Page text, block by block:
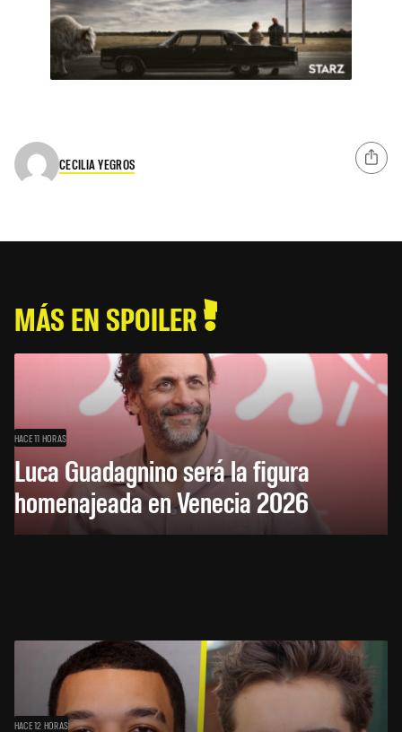
CECILIA YEGROS
MÁS EN SPOILER
HACE 11 HORAS
Luca Guadagnino será la figura
homenajeada en Venecia 2026
HACE 12 HORAS